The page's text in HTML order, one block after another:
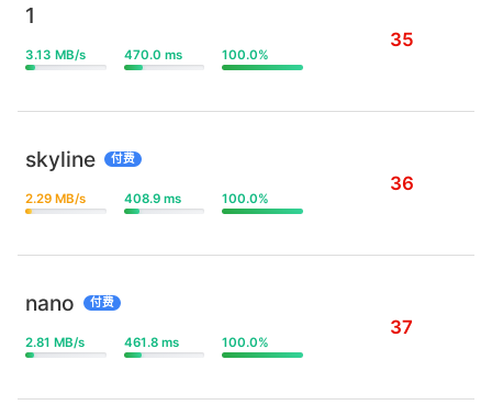
1
3.13 MB/s 470.0 ms 100.0%
35
skyline 付费
2.29 MB/s 408.9 ms 100.0%
36
nano 付费
2.81 MB/s 461.8 ms 100.0%
37